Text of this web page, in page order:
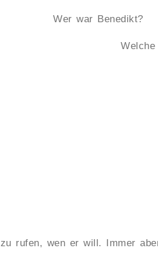
Wer war Benedikt?
rufen, wen er will. Immer